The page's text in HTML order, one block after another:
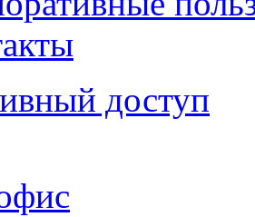
доступ